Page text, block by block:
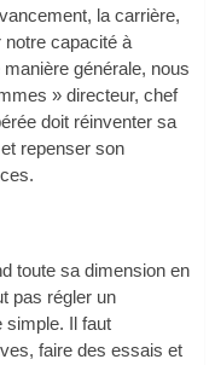
la carrière,
capacité à
générale, nous
» directeur, chef
doit réinventer sa
repenser son
toute sa dimension en
pas régler un
simple. Il faut
faire des essais et